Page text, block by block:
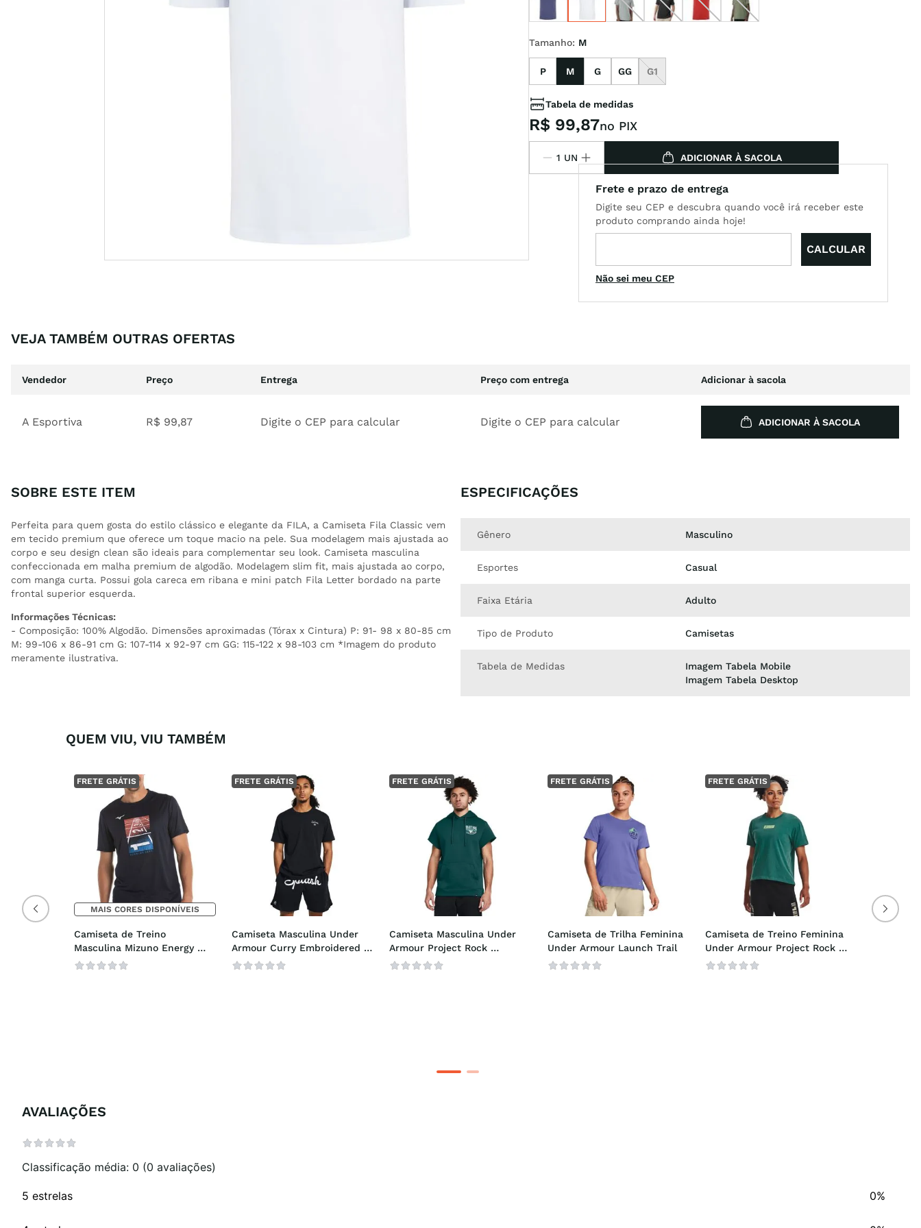
Tamanho: M
P M G GG G1
Tabela de medidas
R$ 99,87no PIX
ADICIONAR À SACOLA
Não sei meu CEP
VEJA TAMBÉM OUTRAS OFERTAS
Vendedor Preço Entrega Preço com entrega Adicionar à sacola
A Esportiva R$ 99,87 Digite o CEP para calcular Digite o CEP para calcular ADICIONAR À SACOLA
SOBRE ESTE ITEM
Perfeita para quem gosta do estilo clássico e elegante da FILA, a Camiseta Fila Classic vem
em tecido premium que oferece um toque macio na pele. Sua modelagem mais ajustada ao
corpo e seu design clean são ideais para complementar seu look. Camiseta masculina
confeccionada em malha premium de algodão. Modelagem slim fit, mais ajustada ao corpo,
com manga curta. Possui gola careca em ribana e mini patch Fila Letter bordado na parte
frontal superior esquerda.
Informações Técnicas:
- Composição: 100% Algodão. Dimensões aproximadas (Tórax x Cintura) P: 91- 98 x 80-85 cm
M: 99-106 x 86-91 cm G: 107-114 x 92-97 cm GG: 115-122 x 98-103 cm *Imagem do produto
meramente ilustrativa.
ESPECIFICAÇÕES
Gênero Masculino
Esportes Casual
Faixa Etária Adulto
Tipo de Produto Camisetas
Tabela de Medidas
Imagem Tabela Mobile
Imagem Tabela Desktop
QUEM VIU, VIU TAMBÉM
FRETE GRÁTIS
MAIS CORES DISPONÍVEIS
Camiseta de Treino
Masculina Mizuno Energy
Stamp
FRETE GRÁTIS
Camiseta Masculina Under
Armour Curry Embroidered
Splash
FRETE GRÁTIS
Camiseta Masculina Under
Armour Project Rock
Essential
FRETE GRÁTIS
Camiseta de Trilha Feminina
Under Armour Launch Trail
FRETE GRÁTIS
Camiseta de Treino Feminina
Under Armour Project Rock
Globe
AVALIAÇÕES
Classificação média: 0 (0 avaliações)
5 estrelas 0%